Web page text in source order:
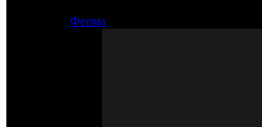
Ферма